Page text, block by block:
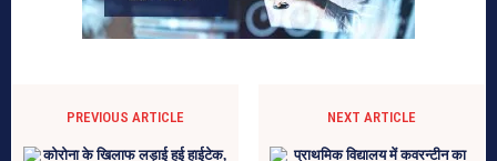
PREVIOUS ARTICLE NEXT ARTICLE